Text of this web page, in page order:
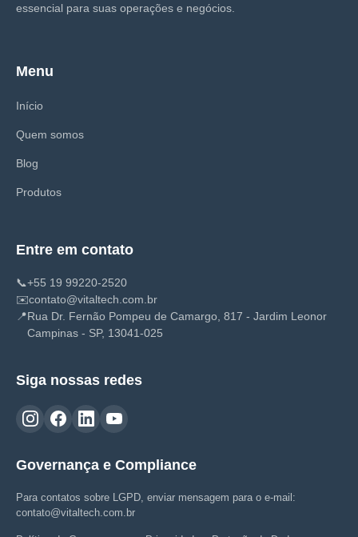
essencial para suas operações e negócios.
Menu
Início
Quem somos
Blog
Produtos
Entre em contato
📞+55 19 99220-2520
✉️contato@vitaltech.com.br
📍Rua Dr. Fernão Pompeu de Camargo, 817 - Jardim Leonor
Campinas - SP, 13041-025
Siga nossas redes
Governança e Compliance
Para contatos sobre LGPD, enviar mensagem para o e-mail:
contato@vitaltech.com.br